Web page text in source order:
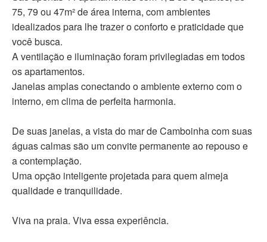
75, 79 ou 47m² de área interna, com ambientes
idealizados para lhe trazer o conforto e praticidade que
você busca.
A ventilação e iluminação foram privilegiadas em todos
os apartamentos.
Janelas amplas conectando o ambiente externo com o
interno, em clima de perfeita harmonia.
De suas janelas, a vista do mar de Camboinha com suas
águas calmas são um convite permanente ao repouso e
a contemplação.
Uma opção inteligente projetada para quem almeja
qualidade e tranquilidade.
Viva na praia. Viva essa experiência.